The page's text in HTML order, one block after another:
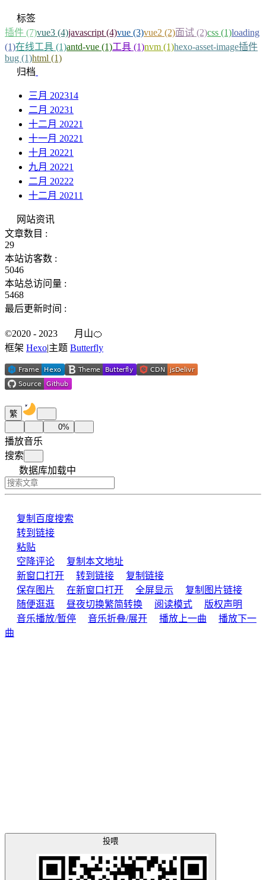
标签
插件 (7)vue3 (4)javascript (4)vue (3)vue2 (2)面试 (2)css (1)loading
(1)在线工具 (1)antd-vue (1)工具 (1)nvm (1)hexo-asset-image插件
bug (1)html (1)
归档
三月 202314
二月 20231
十二月 20221
十一月 20221
十月 20221
九月 20221
二月 20222
十二月 2021 1
网站资讯
文章数目 :
29
本站访客数 :
5046
本站总访问量 :
5468
最后更新时间 :
©2020 - 2023
月山🍊
框架 Hexo|主题 Butterfly
繁
0%
播放音乐
搜索
数据库加载中
复制 百度搜索
转到链接
粘贴
空降评论
复制本文地址
新窗口打开
转到链接
复制链接
保存图片
在新窗口打开 全屏显示
复制图片链接
随便逛逛
昼夜切换繁简转换 阅读模式
版权声明
音乐播放/暂停
音乐折叠/展开 播放上一曲
播放下一
曲
投喂